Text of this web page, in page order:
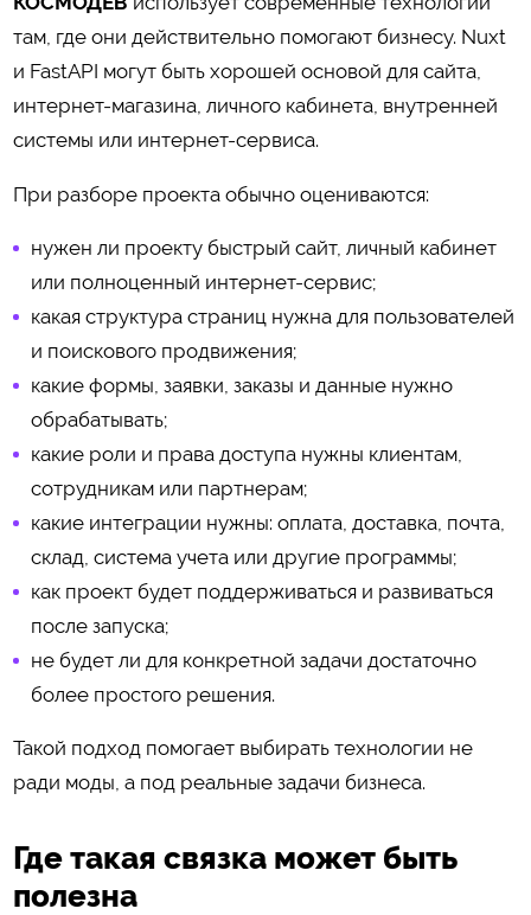
там, где они действительно помогают бизнесу. Nuxt
и FastAPI могут быть хорошей основой для сайта,
интернет-магазина, личного кабинета, внутренней
системы или интернет-сервиса.
При разборе проекта обычно оцениваются:
нужен ли проекту быстрый сайт, личный кабинет
или полноценный интернет-сервис;
какая структура страниц нужна для пользователей
и поискового продвижения;
какие формы, заявки, заказы и данные нужно
обрабатывать;
какие роли и права доступа нужны клиентам,
сотрудникам или партнерам;
какие интеграции нужны: оплата, доставка, почта,
склад, система учета или другие программы;
как проект будет поддерживаться и развиваться
после запуска;
не будет ли для конкретной задачи достаточно
более простого решения.
Такой подход помогает выбирать технологии не
ради моды, а под реальные задачи бизнеса.
Где такая связка может быть
полезна